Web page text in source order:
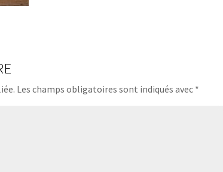
Les champs obligatoires sont indiqués avec *